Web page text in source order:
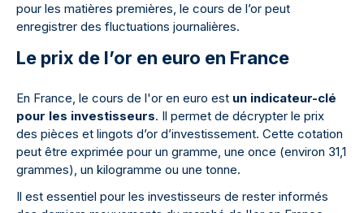
pour les matières premières, le cours de l’or peut
enregistrer des fluctuations journalières.
Le prix de l’or en euro en France
En France, le cours de l'or en euro est un indicateur-clé
pour les investisseurs. Il permet de décrypter le prix
des pièces et lingots d’or d’investissement. Cette cotation
peut être exprimée pour un gramme, une once (environ 31,1
grammes), un kilogramme ou une tonne.
Il est essentiel pour les investisseurs de rester informés